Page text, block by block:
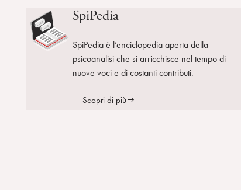
SpiPedia
SpiPedia è l’enciclopedia aperta della
psicoanalisi che si arricchisce nel tempo di
nuove voci e di costanti contributi.
Scopri di più